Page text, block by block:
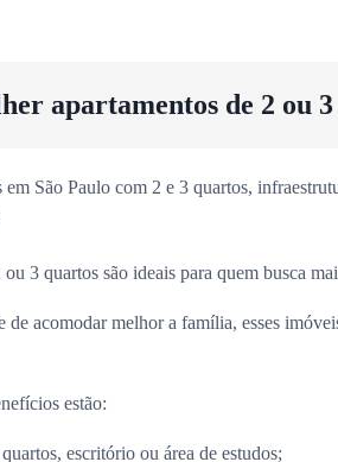
apartamentos de 2 ou
São Paulo com 2 e 3 quartos,
3 quartos são ideais para quem busca
de acomodar melhor a família, esses
estão:
escritório ou área de estudos;